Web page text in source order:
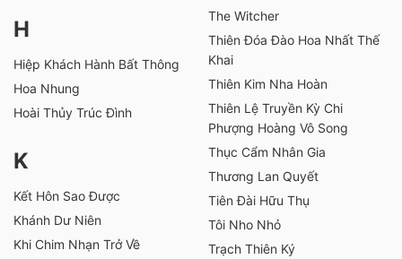
H
Hiệp Khách Hành Bất Thông
Hoa Nhung
Hoài Thủy Trúc Đình
K
Kết Hôn Sao Được
Khánh Dư Niên
Khi Chim Nhạn Trở Về
The Witcher
Thiên Đóa Đào Hoa Nhất Thế
Khai
Thiên Kim Nha Hoàn
Thiên Lệ Truyền Kỳ Chi
Phượng Hoàng Vô Song
Thục Cẩm Nhân Gia
Thương Lan Quyết
Tiên Đài Hữu Thụ
Tôi Nho Nhỏ
Trạch Thiên Ký